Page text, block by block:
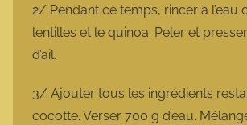
2/ Pendant ce temps, rincer à l’eau
lentilles et le quinoa. Peler et
d’ail.
3/ Ajouter tous les ingrédients
cocotte. Verser 700 g d’eau.